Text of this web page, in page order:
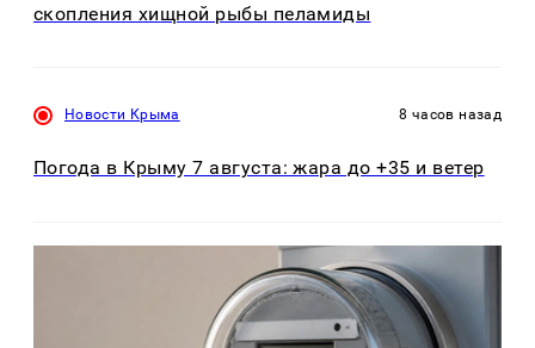
скопления хищной рыбы пеламиды
Новости Крыма 8 часов назад
Погода в Крыму 7 августа: жара до +35 и ветер